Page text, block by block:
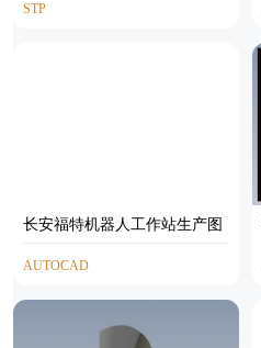
STP
长安福特机器人工作站生产图
AUTOCAD